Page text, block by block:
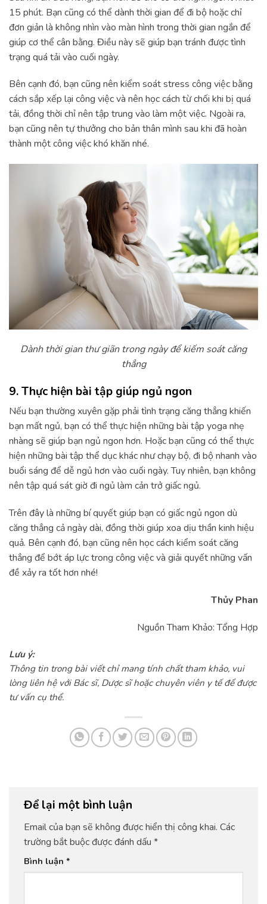
15 phút. Bạn cũng có thể dành thời gian để đi bộ hoặc chỉ
đơn giản là không nhìn vào màn hình trong thời gian ngắn để
giúp cơ thể cân bằng. Điều này sẽ giúp bạn tránh được tình
trạng quá tải vào cuối ngày.
Bên cạnh đó, bạn cũng nên kiểm soát stress công việc bằng
cách sắp xếp lại công việc và nên học cách từ chối khi bị quá
tải, đồng thời chỉ nên tập trung vào làm một việc. Ngoài ra,
bạn cũng nên tự thưởng cho bản thân mình sau khi đã hoàn
thành một công việc khó khăn nhé.
Dành thời gian thư giãn trong ngày để kiếm soát căng
thẳng
9. Thực hiện bài tập giúp ngủ ngon
Nếu bạn thường xuyên gặp phải tình trạng căng thẳng khiến
bạn mất ngủ, bạn có thể thực hiện những bài tập yoga nhẹ
nhàng sẽ giúp bạn ngủ ngon hơn. Hoặc bạn cũng có thể thực
hiện những bài tập thể dục khác như chạy bộ, đi bộ nhanh vào
buổi sáng để dễ ngủ hơn vào cuối ngày. Tuy nhiên, bạn không
nên tập quá sát giờ đi ngủ làm cản trở giấc ngủ.
Trên đây là những bí quyết giúp bạn có giấc ngủ ngon dù
căng thẳng cả ngày dài, đồng thời giúp xoa dịu thần kinh hiệu
quả. Bên cạnh đó, bạn cũng nên học cách kiểm soát căng
thẳng để bớt áp lực trong công việc và giải quyết những vấn
đề xảy ra tốt hơn nhé!
Thủy Phan
Nguồn Tham Khảo: Tổng Hợp
Lưu ý:
Thông tin trong bài viết chỉ mang tính chất tham khảo, vui
lòng liên hệ với Bác sĩ, Dược sĩ hoặc chuyên viên y tế để được
tư vấn cụ thể.
Để lại một bình luận
Email của bạn sẽ không được hiển thị công khai. Các
trường bắt buộc được đánh dấu *
Bình luận *